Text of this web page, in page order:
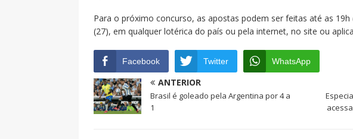
Para o próximo concurso, as apostas podem ser feitas até as
(27), em qualquer lotérica do país ou pela internet, no site ou
Facebook Twitter WhatsApp
ANTERIOR
Brasil é goleado pela Argentina por 4 a
1